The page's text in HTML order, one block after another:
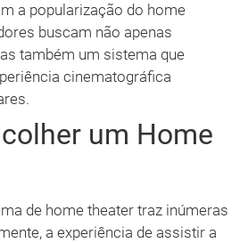
a popularização do home
buscam não apenas
também um sistema que
cinematográfica
um Home
de home theater traz inúmeras
a experiência de assistir a